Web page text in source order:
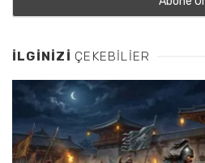
İLGINIZI ÇEKEBILIER